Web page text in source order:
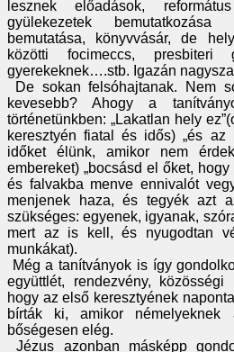
lesznek előadások,
gyülekezetek
bemutatása, könyvvásár, de
közötti focimeccs, presbiteri
gyerekeknek….stb. Igazán
De sokan felsóhajtanak. Nem
kevesebb? Ahogy a
történetünkben: „Lakatlan hely
keresztyén fiatal és idős) „és
időket élünk, amikor nem
embereket) „bocsásd el őket,
és falvakba menve ennivalót
menjenek haza, és tegyék azt
szükséges: egyenek, igyanak,
mert az is kell, és nyugodtan
munkákat).
Még a tanítványok is így
együttlét, rendezvény,
hogy az első keresztyének
bírták ki, amikor
bőségesen elég.
Jézus azonban másképp